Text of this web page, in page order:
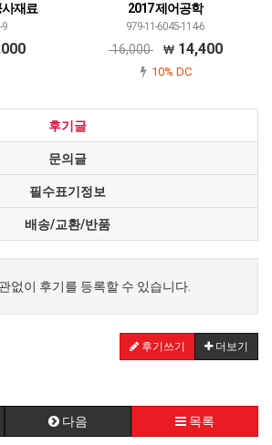
사재료
9
2017 제어공학
979-11-6045-114-6
16,000 14,400
10% DC
후기글
문의글
필수표기정보
배송/교환/반품
없이 후기를 등록할 수 있습니다.
후기쓰기 더보기
다음 목록